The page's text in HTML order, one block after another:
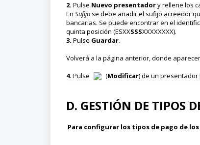
2. Pulse Nuevo presentadory rellene los
En Sufijo se debe añadir el sufijo acreedor
bancarias. Se puede encontrar en el
quinta posición (ESXXSSSXXXXXXXX).
3. Pulse Guardar.
Volverá a la página anterior, donde
4. Pulse (Modificar) de un
D. GESTIÓN DE TIPOS
Para configurar los tipos de pago de